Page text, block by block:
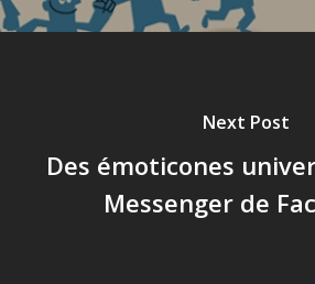
Next Post
Des émoticones
Messenger de